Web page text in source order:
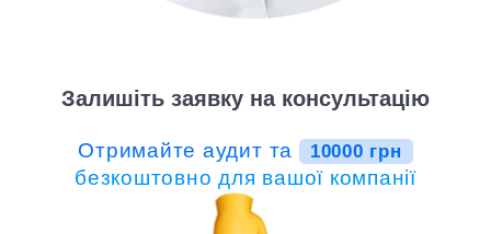
Залишіть заявку на консультацію
Отримайте аудит та 10000 грн
безкоштовно для вашої компанії